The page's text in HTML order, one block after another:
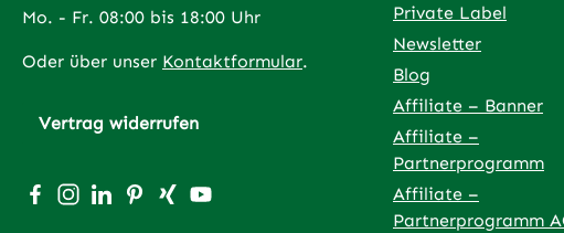
Mo. - Fr. 08:00 bis 18:00 Uhr
Oder über unser Kontaktformular.
Vertrag widerrufen
Besuche uns auf Facebook – öffnet in neuem Tab (externer Link)
Schau auf Instagram vorbei – öffnet in neuem Tab (externer
Vernetze dich mit uns auf LinkedIn – öffnet in neuem
Lass dich auf Pinterest inspirieren – öffnet in
Vernetze dich mit uns auf Xing – öffnet in
Sieh dir unsere Videos auf YouTube an –
Private Label
Newsletter
Blog
Affiliate – Banner
Affiliate –
Partnerprogramm
Affiliate –
Partnerprogramm